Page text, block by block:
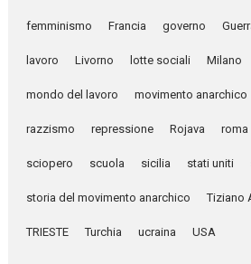
femminismo Francia governo
lavoro Livorno lotte sociali Milano
mondo del lavoro movimento anarchico
razzismo repressione Rojava roma
sciopero scuola sicilia stati uniti
storia del movimento anarchico Tiziano
TRIESTE Turchia ucraina USA